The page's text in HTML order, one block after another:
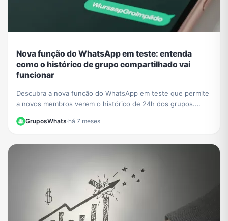
Nova função do WhatsApp em teste: entenda
como o histórico de grupo compartilhado vai
funcionar
Descubra a nova função do WhatsApp em teste que permite
a novos membros verem o histórico de 24h dos grupos.
Saiba o impacto na privacidade e como se preparar.
GruposWhats·há 7 meses